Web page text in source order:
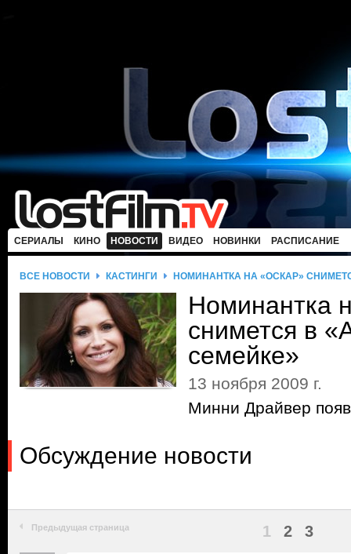
СЕРИАЛЫ КИНО НОВОСТИ ВИДЕО НОВИНКИ РАСПИСАНИЕ
ВСЕ НОВОСТИ КАСТИНГИ НОМИНАНТКА НА «ОСКАР»
Номинантка
снимется в
семейке»
13 ноября 2009 г.
Минни Драйвер
Обсуждение новости
Предыдущая страница 1 2 3